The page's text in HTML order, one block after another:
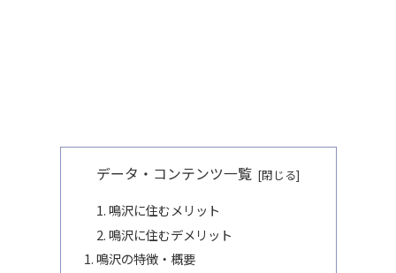
データ・コンテンツ一覧
鳴沢に住むメリット
鳴沢に住むデメリット
鳴沢の特徴・概要